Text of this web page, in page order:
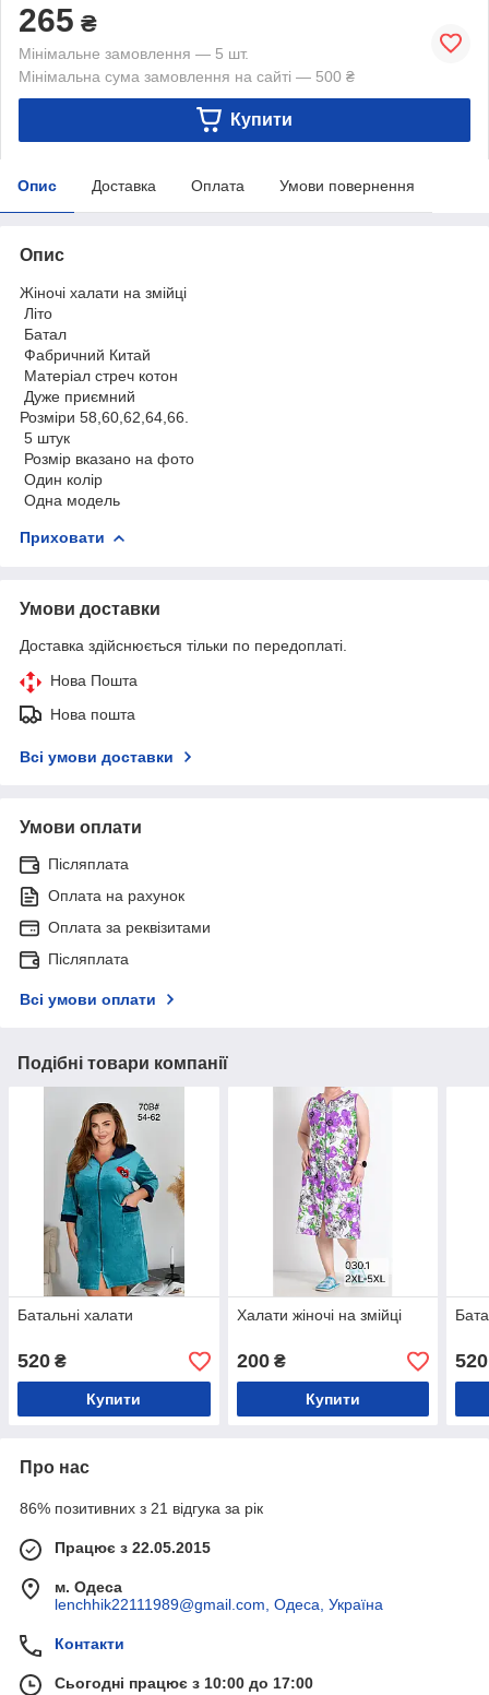
265 ₴
Мінімальне замовлення — 5 шт.
Мінімальна сума замовлення на сайті — 500 ₴
Купити
Опис Доставка Оплата Умови повернення
Опис
Жіночі халати на змійці
Літо
Батал
Фабричний Китай
Матеріал стреч котон
Дуже приємний
Розміри 58,60,62,64,66.
5 штук
Розмір вказано на фото
Один колір
Одна модель
Приховати
Умови доставки
Доставка здійснюється тільки по передоплаті.
Нова Пошта
Нова пошта
Всі умови доставки
Умови оплати
Післяплата
Оплата на рахунок
Оплата за реквізитами
Післяплата
Всі умови оплати
Подібні товари компанії
Батальні халати
520 ₴
Купити
Халати жіночі на змійці
200₴
Купити
520
Про нас
86% позитивних з 21 відгука за рік
Працює з 22.05.2015
м. Одеса
lenchhik22111989@gmail.com, Одеса, Україна
Контакти
Сьогодні працює з 10:00 до 17:00